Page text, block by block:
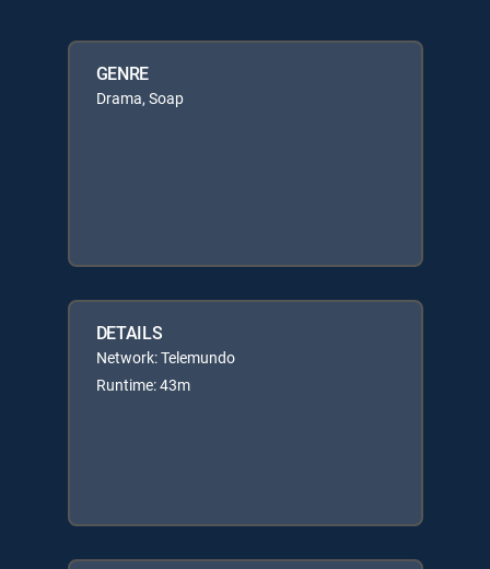
GENRE
Drama, Soap
DETAILS
Network: Telemundo
Runtime: 43m